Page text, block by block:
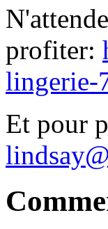
profiter:
lingerie-
Et pour